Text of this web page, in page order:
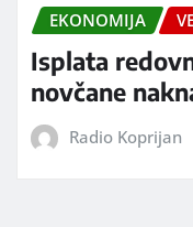
EKONOMIJA
Isplata
novčane
Radio Koprijan